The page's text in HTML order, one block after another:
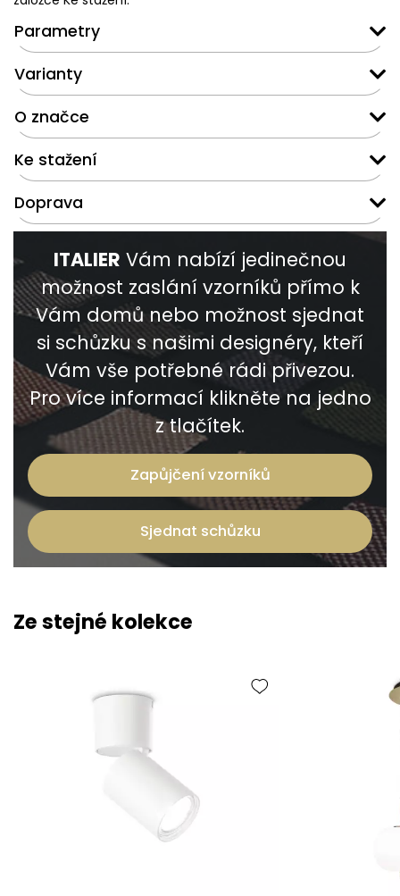
Parametry
Varianty
O značce
Ke stažení
Doprava
ITALIER Vám nabízí jedinečnou
možnost zaslání vzorníků přímo k
Vám domů nebo možnost sjednat
si schůzku s našimi designéry, kteří
Vám vše potřebné rádi přivezou.
Pro více informací klikněte na jedno
z tlačítek.
Zapůjčení vzorníků
Sjednat schůzku
Ze stejné kolekce